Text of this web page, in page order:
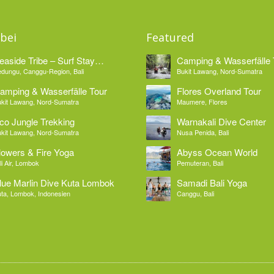
Tribe – Surf Stay
Bali
Canggu-Region, Bali
& Wasserfälle Tour
Lawang, Nord-Sumatra
Jungle Trekking
Lawang, Nord-Sumatra
& Fire Yoga
Air, Lombok
Marlin Dive Kuta Lombok
Lombok, Indonesien
Featured
Camping & Wasserfälle
Bukit Lawang, Nord-Sumatra
Flores Overland Tour
Maumere, Flores
Warnakali Dive Center
Nusa Penida, Bali
Abyss Ocean World
Pemuteran, Bali
Samadi Bali Yoga
Canggu, Bali